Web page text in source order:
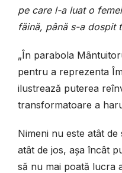
pe care l-a luat o
făină, până s-a dospit
„În parabola
pentru a reprezenta
ilustrează puterea
transformatoare a
Nimeni nu este atât
atât de jos, așa încât
să nu mai poată lucra